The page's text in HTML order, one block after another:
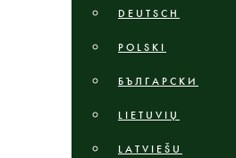
DEUTSCH
POLSKI
БЪЛГАРСКИ
LIETUVIŲ
LATVIEŠU